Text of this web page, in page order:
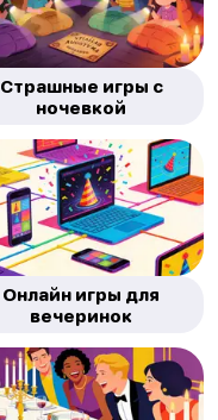
Страшные игры с
ночевкой
Онлайн игры для
вечеринок